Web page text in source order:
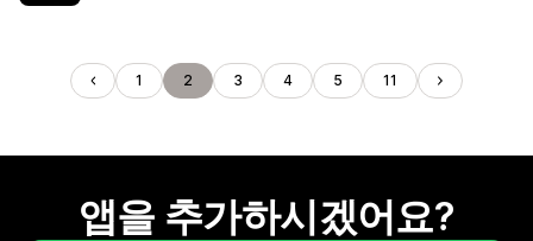
1 2 3 4 5 11
앱을 추가하시겠어요?